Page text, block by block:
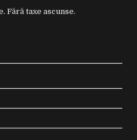
Fără taxe ascunse.